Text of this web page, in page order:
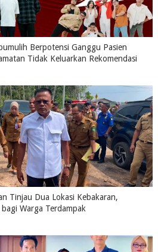
Berpotensi Ganggu Pasien
Tidak Keluarkan Rekomendasi
Tinjau Dua Lokasi Kebakaran,
Warga Terdampak